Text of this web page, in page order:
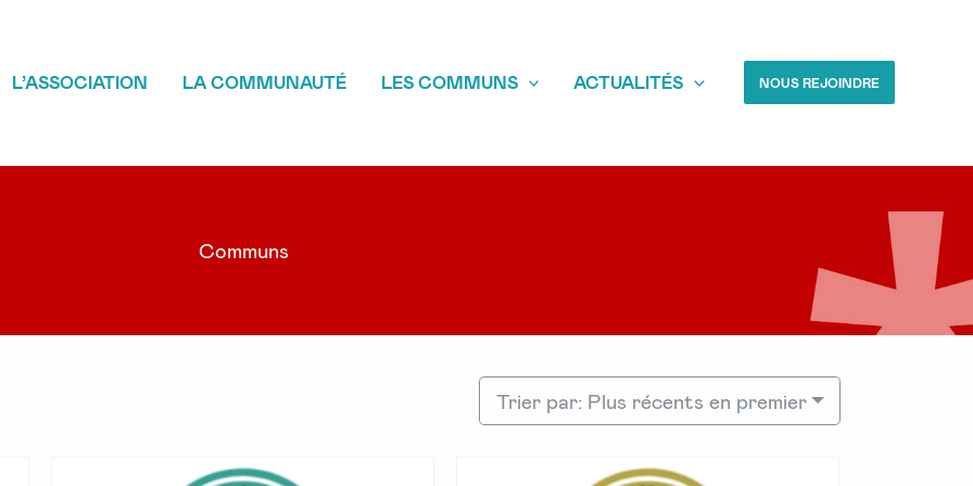
L’ASSOCIATION LA COMMUNAUTÉ LES COMMUNS ACTUALITÉS NOUS REJOINDRE
Communs
Trier par: Plus récents en premier